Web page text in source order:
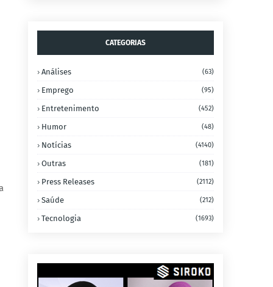
CATEGORIAS
Análises (63)
Emprego (95)
Entretenimento (452)
Humor (48)
Notícias (4140)
Outras (181)
Press Releases (2112)
Saúde (212)
Tecnologia (1693)